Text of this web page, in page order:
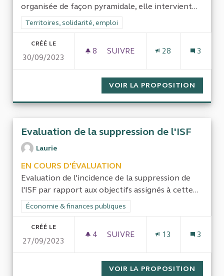
organisée de façon pyramidale, elle intervient...
Filtrer les résultats de la catégorie : Territoires, solidarité,
Territoires, solidarité, emploi
CRÉÉ LE
30/09/2023
8 8 ABONNÉS
SUIVRE
28 3
VOIR LA PROPOSITION
Evaluation de la suppression de l'ISF
Laurie
EN COURS D'ÉVALUATION
Evaluation de l'incidence de la suppression de
l'ISF par rapport aux objectifs assignés à cette...
Filtrer les résultats de la catégorie : Économie & finances
Économie & finances publiques
CRÉÉ LE
27/09/2023
4 4 ABONNÉS
SUIVRE
13 3
VOIR LA PROPOSITION